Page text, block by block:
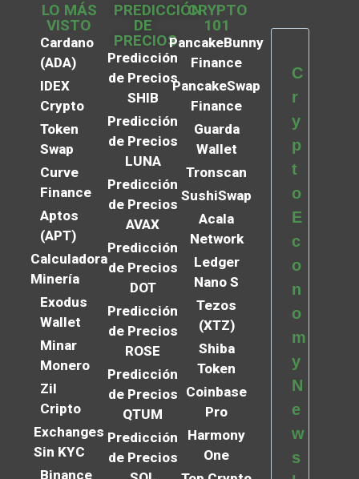
LO MÁS
VISTO
Cardano
(ADA)
IDEX
Crypto
Token
Swap
Curve
Finance
Aptos
(APT)
Calculadora
Minería
Exodus
Wallet
Minar
Monero
Zil
Cripto
Exchanges
Sin KYC
Binance
PREDICCIÓN
DE
PRECIOS
Predicción
de Precios
SHIB
Predicción
de Precios
LUNA
Predicción
de Precios
AVAX
Predicción
de Precios
DOT
Predicción
de Precios
ROSE
Predicción
de Precios
QTUM
Predicción
de Precios
CRYPTO
101
PancakeBunny
Finance
PancakeSwap
Finance
Guarda
Wallet
Tronscan
SushiSwap
Acala
Network
Ledger
Nano S
Tezos
(XTZ)
Shiba
Token
Coinbase
Pro
Harmony
One
C
r
y
p
t
o
E
c
o
n
o
m
y
N
e
w
s